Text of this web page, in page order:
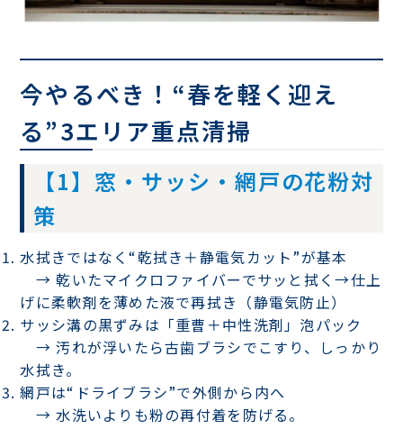
今やるべき！“春を軽く迎え
る”3エリア重点清掃
【1】窓・サッシ・網戸の花粉対
策
水拭きではなく“乾拭き＋静電気カット”が基本
→ 乾いたマイクロファイバーでサッと拭く→仕上
げに柔軟剤を薄めた液で再拭き （静電気防止）
サッシ溝の黒ずみは「重曹＋中性洗剤」泡パック
→ 汚れが浮いたら古歯ブラシでこすり、しっかり
水拭き。
網戸は“ドライブラシ”で外側から内へ
→ 水洗いよりも粉の再付着を防げる。